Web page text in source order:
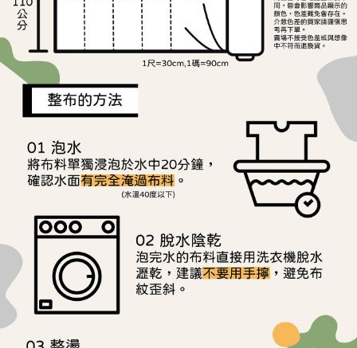
1.本服務係由「台灣大哥大股份有限公司」（以下簡稱本公司）所提供，讓
用戶於交易時，得透過本服務購買商品或服務，並由商店將買賣／分期付款
買賣價金債權讓與本公司後，依約使用本公司帳單繳交帳款。
2.基於同意付款使用「大哥付你分期」之契約關係目的，商店將以您的個人
資料（包含姓名、電話或地址）提供予台灣大哥大進項蒐集、處理及利用，
由本公司與您本人進行分期帳單所需資料之確認、核對及更正。
3.完整用戶服務條款，請詳閱以下連結：
ATM／網路銀行／等多元方式進行付款，方視為交易完成。
※ 請注意：結帳手續完成當下不需立刻繳費，但若您需要取消訂單，請聯絡
購買商品的店家。未經商家同意取消之訂單仍視為有效，需透過AFTEE先享
後付繳納相關費用。
※ 交易是否成功請以「AFTEE先享後付 」之結帳頁面顯示為準，若有關於
是否繳費成功／繳費後需取消欲退款等相關疑問，請聯繫「AFTEE先享後付
客戶支援中心」https://netprotections.freshdesk.com/support/home
【注意事項】
１．透過由恩沛科技股份有限公司提供之「AFTEE先享後付」服務完成之交
易，需依本服務之必要範圍內提供個人資料，並將交易相關給付款項請求債
權轉讓予恩沛科技股份有限公司。
２．關於個人資料處理事宜，請瀏覽以下網址：
https://aftee.tw/terms/#terms3
３．未成年的使用者請事先徵得法定代理人或監護人之同意方可使用
「AFTEE先享後付」，若未經同意申辦者引起之損失，本公司不負相關責
任。
４．使用「AFTEE先享後付」時，將依據個別帳號之用戶狀況，依本公司即
時審查核予不同之上限額度；若仍有額度不足之情形，本公司將視審查結果
請求用戶進行身份認證。
５．嚴禁一人註冊多個帳號或使用他人資訊註冊。若發現惡意使用之情形，
恩沛科技股份有限公司將有權停止該用戶之使用額度並採取法律行動。
宅配
每筆NT$150，滿NT$1,500(含以上)免運費
離島宅配
每筆NT$240